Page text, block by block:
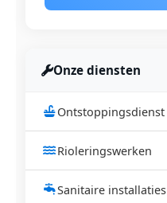
Onze diensten
Ontstoppingsdienst
Rioleringswerken
Sanitaire installaties